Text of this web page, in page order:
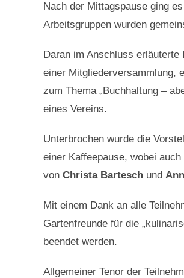
Nach der Mittagspause ging
Arbeitsgruppen wurden
Daran im Anschluss erläuterte
einer Mitgliederversammlung,
zum Thema „Buchhaltung –
eines Vereins.
Unterbrochen wurde die
einer Kaffeepause, wobei
von Christa Bartesch und
Mit einem Dank an alle
Gartenfreunde für die
beendet werden.
Allgemeiner Tenor der